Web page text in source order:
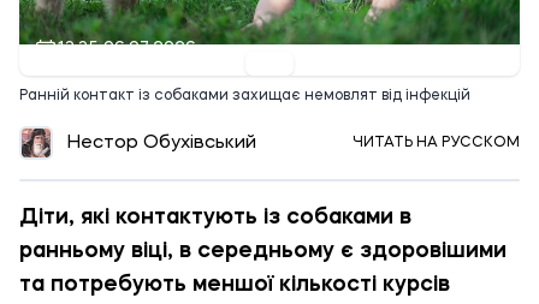
13:35 06.07.2026
Ранній контакт із собаками захищає немовлят від інфекцій
Нестор Обухівський ЧИТАТЬ НА РУССКОМ
Діти, які контактують із собаками в
ранньому віці, в середньому є здоровішими
та потребують меншої кількості курсів